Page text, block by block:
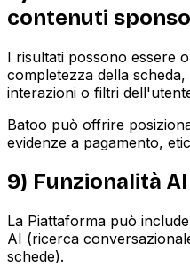
contenuti
I risultati possono essere
completezza della
interazioni o filtri
Batoo può offrire
evidenze a pagamento,
9) Funzionalità
La Piattaforma può
AI (ricerca
schede).